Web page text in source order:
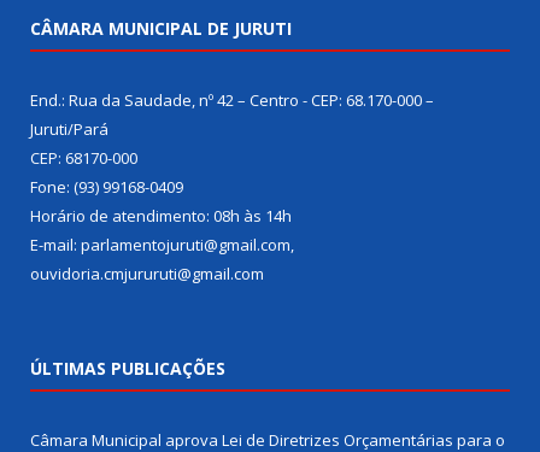
CÂMARA MUNICIPAL DE JURUTI
End.: Rua da Saudade, nº 42 – Centro - CEP: 68.170-000 –
Juruti/Pará
CEP: 68170-000
Fone: (93) 99168-0409
Horário de atendimento: 08h às 14h
E-mail: parlamentojuruti@gmail.com,
ouvidoria.cmjururuti@gmail.com
ÚLTIMAS PUBLICAÇÕES
Câmara Municipal aprova Lei de Diretrizes Orçamentárias para o